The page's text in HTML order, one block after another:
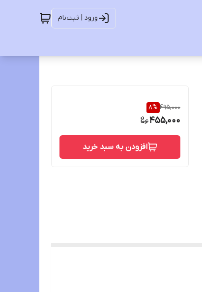
ورود | ثبت‌نام
495,000
8%
455,000
افزودن به سبد خرید